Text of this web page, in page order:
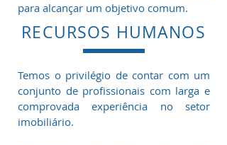
para alcançar um objetivo comum.
RECURSOS HUMANOS
Temos o privilégio de contar com um
conjunto de profissionais com larga e
comprovada experiência no setor
imobiliário.